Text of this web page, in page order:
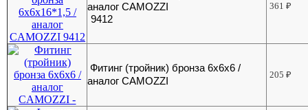
аналог CAMOZZI
9412
361₽
Фитинг (тройник) бронза 6x6x6 /
аналог CAMOZZI
205₽